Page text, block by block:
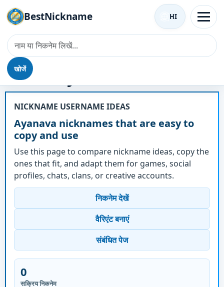
BestNickname
खोजें
HI
उपनाम - Ayanava
NICKNAME USERNAME IDEAS
Ayanava nicknames that are easy to
copy and use
Use this page to compare nickname ideas, copy the
ones that fit, and adapt them for games, social
profiles, chats, clans, or creative accounts.
निकनेम देखें
वैरिएंट बनाएं
संबंधित पेज
0
सक्रिय निकनेम